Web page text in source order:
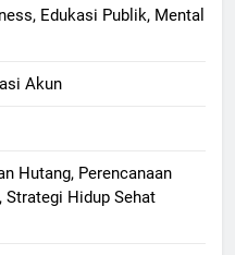
Edukasi Publik, Mental
Akun
Hutang, Perencanaan
Strategi Hidup Sehat